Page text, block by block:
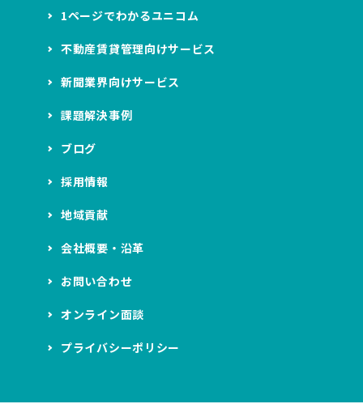
1ページでわかるユニコム
不動産賃貸管理向けサービス
新聞業界向けサービス
課題解決事例
ブログ
採用情報
地域貢献
会社概要・沿革
お問い合わせ
オンライン面談
プライバシーポリシー